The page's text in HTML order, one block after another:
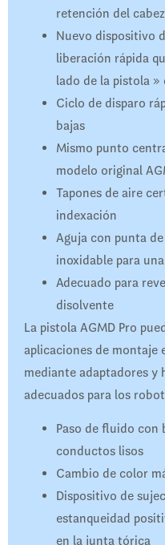
retención del
Nuevo dispositivo
liberación rápida
lado de la pistola
Ciclo de disparo
bajas
Mismo punto
modelo original
Tapones de aire
indexación
Aguja con punta
inoxidable para
Adecuado para
disolvente
La pistola AGMD Pro
aplicaciones de montaje
mediante adaptadores y
adecuados para los
Paso de fluido con
conductos lisos
Cambio de color
Dispositivo de
estanqueidad
en la junta tórica